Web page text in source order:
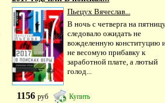
Пьецух Вячеслав...
В ночь с четверга на
следовало ожидать не
вожделенную конституцию
не весомую прибавку к
заработной плате, а лютый
голод...
1156 руб Купить